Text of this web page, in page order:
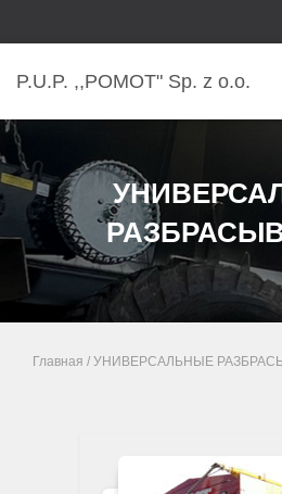
P.U.P. ,,POMOT" Sp. z o.o.
Главная / УНИВЕРСАЛЬНЫЕ